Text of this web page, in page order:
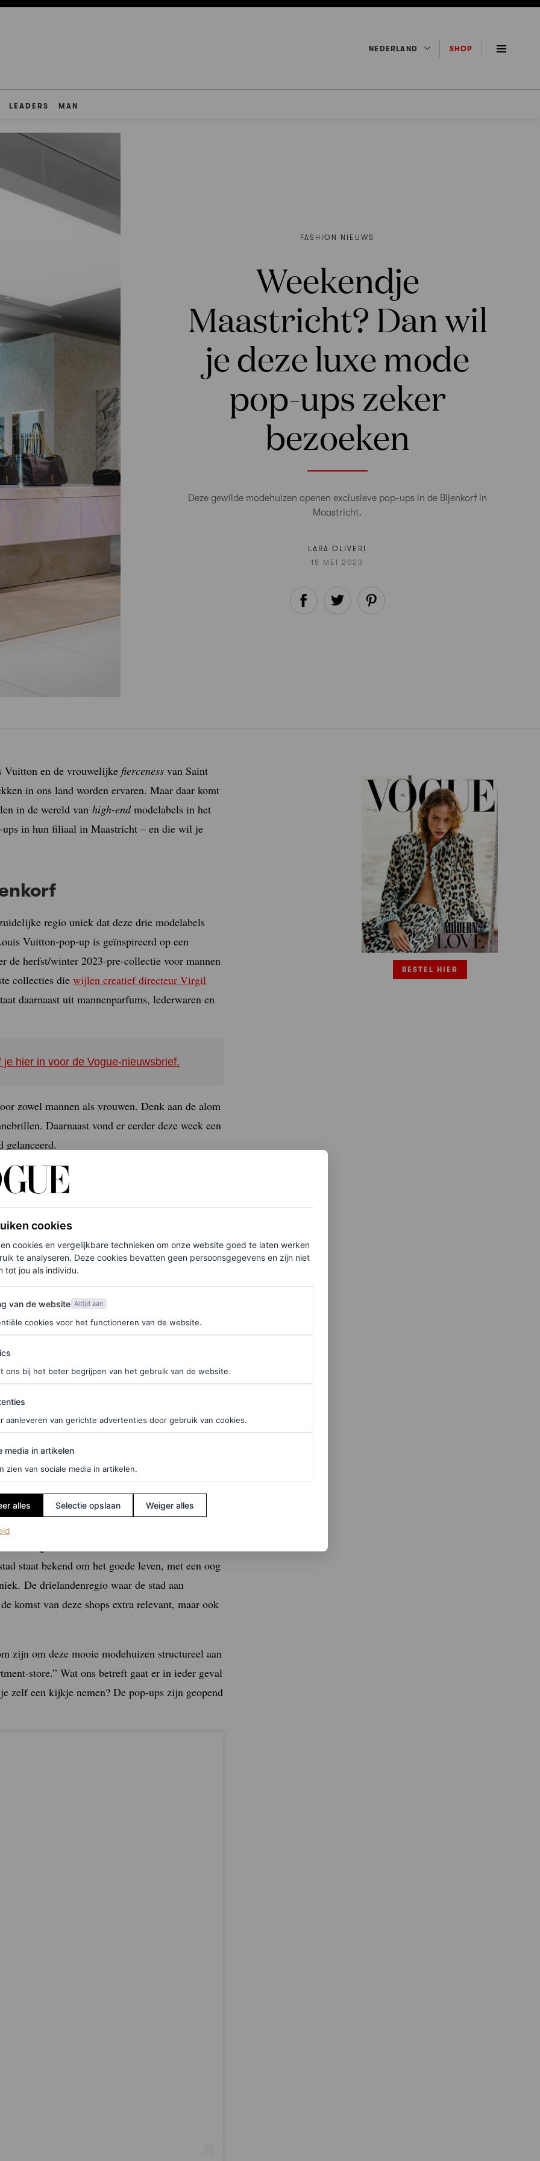
NEDERLAND SHOP
LEADERS MAN
FASHION NIEUWS
Weekendje
Maastricht? Dan wil
je deze luxe mode
pop-ups zeker
bezoeken
Deze gewilde modehuizen openen exclusieve pop-ups in de Bijenkorf in
Maastricht.
LARA OLIVERI
18 MEI 2023
Vuitton en de vrouwelijke fierceness van Saint
in ons land worden ervaren. Maar daar komt
in de wereld van high-endmodelabels in het
in hun filiaal in Maastricht – en die wil je
regio uniek dat deze drie modelabels
Vuitton-pop-up is geïnspireerd op een
de herfst/winter 2023-pre-collectie voor mannen
collecties die wijlen creatief directeur Virgil
daarnaast uit mannenparfums, lederwaren en
hier in voor de Vogue-nieuwsbrief.
zowel mannen als vrouwen. Denk aan de alom
Daarnaast vond er eerder deze week een
gelanceerd.
mannenaccessoires, van de Marmont-riemen
detail: je kan bij een unieke Gucci-
kopen, worden fysieke winkelervaringen
damesschoenen, horloges en sieraden van de
blijven inspireren en prikkelen met nieuwe
het hebben van een ervaring wanneer je het
ingedeeld, vertelt van Lieshout. “De
echt een inhaalslag gemaakt. Daarom
Vuitton het hele mannenconcept uit te
Maar wees gerust: ook voor de
wordt gekozen voor het introduceren van deze
staat bekend om het goede leven, met een oog
De drielandenregio waar de stad aan
komst van deze shops extra relevant, maar ook
zijn om deze mooie modehuizen structureel aan
store.” Wat ons betreft gaat er in ieder geval
zelf een kijkje nemen? De pop-ups zijn geopend
BESTEL HIER
cookies
cookies en vergelijkbare technieken om onze website goed te laten werken
te analyseren. Deze cookies bevatten geen persoonsgegevens en zijn niet
tot jou als individu.
de website
van de website Altijd aan
cookies voor het functioneren van de website.
ons bij het beter begrijpen van het gebruik van de website.
aanleveren van gerichte advertenties door gebruik van cookies.
in artikelen
media in artikelen
zien van sociale media in artikelen.
alles Selectie opslaan Weiger alles